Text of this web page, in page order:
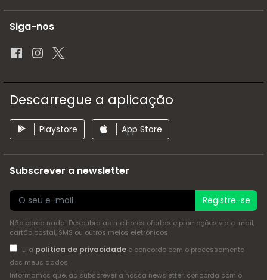
Siga-nos
Descarregue a aplicação
Playstore App Store
Subscrever a newsletter
Registre-se
Não perca nada! Descubra as melhores ofertas e promoções via e-mail,
cartão postal, SMS ou outros meios eletrónicos
Li a política de privacidadee concordo com o processamento
dos meus dados
Informamos que, ao subscrever a nossa newsletter, concorda com o